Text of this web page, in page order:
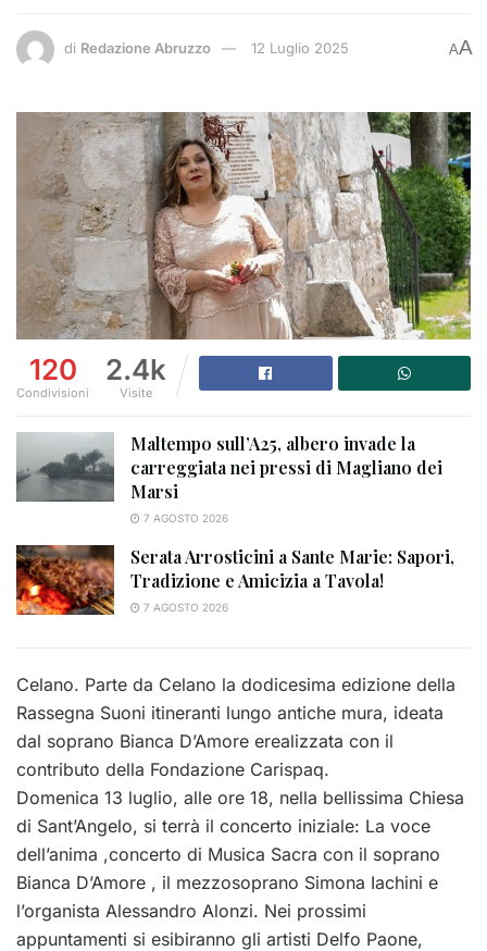
di Redazione Abruzzo 12 Luglio 2025 AA
120
Condivisioni
2.4k
Visite
Maltempo sull’A25, albero invade la
carreggiata nei pressi di Magliano dei
Marsi
7 AGOSTO 2026
Serata Arrosticini a Sante Marie: Sapori,
Tradizione e Amicizia a Tavola!
7 AGOSTO 2026
Celano. Parte da Celano la dodicesima edizione della
Rassegna Suoni itineranti lungo antiche mura, ideata
dal soprano Bianca D’Amore erealizzata con il
contributo della Fondazione Carispaq.
Domenica 13 luglio, alle ore 18, nella bellissima Chiesa
di Sant’Angelo, si terrà il concerto iniziale: La voce
dell’anima ,concerto di Musica Sacra con il soprano
Bianca D’Amore , il mezzosoprano Simona Iachini e
l’organista Alessandro Alonzi. Nei prossimi
appuntamenti si esibiranno gli artisti Delfo Paone,